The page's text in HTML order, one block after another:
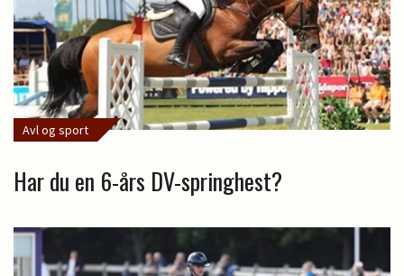
Avl og sport
Har du en 6-års DV-springhest?